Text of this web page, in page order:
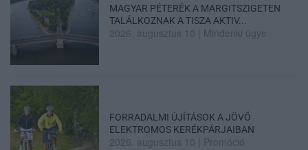
MAGYAR PÉTERÉK A MARGITSZIGETEN
TALÁLKOZNAK A TISZA AKTIV...
2026. augusztus 10 Mindenki ügye
FORRADALMI ÚJÍTÁSOK A JÖVŐ
ELEKTROMOS KERÉKPÁRJAIBAN
2026. augusztus 10 Promóció